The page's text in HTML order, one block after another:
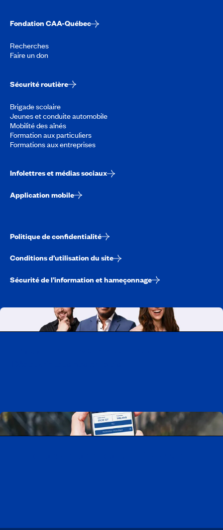
Fondation CAA-Québec
Recherches
Faire un don
Sécurité routière
Brigade scolaire
Jeunes et conduite automobile
Mobilité des aînés
Formation aux particuliers
Formations aux entreprises
Infolettres et médias sociaux
Application mobile
Politique de confidentialité
Conditions d’utilisation du site
Sécurité de l’information et hameçonnage